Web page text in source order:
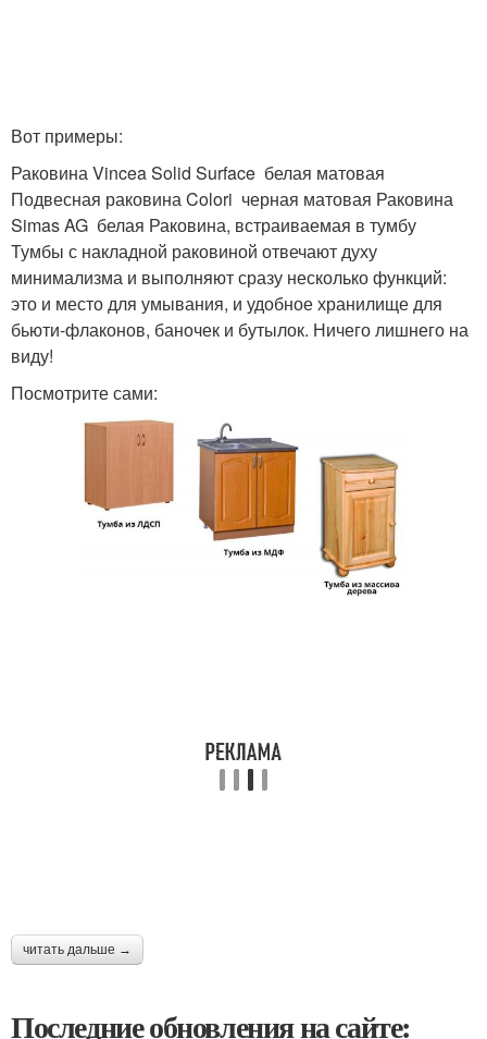
Вот примеры:
Раковина Vincea Solid Surface белая матовая
Подвесная раковина Colori черная матовая Раковина
Simas AG белая Раковина, встраиваемая в тумбу
Тумбы с накладной раковиной отвечают духу
минимализма и выполняют сразу несколько функций:
это и место для умывания, и удобное хранилище для
бьюти-флаконов, баночек и бутылок. Ничего лишнего на
виду!
Посмотрите сами:
читать дальше →
Последние обновления на сайте: